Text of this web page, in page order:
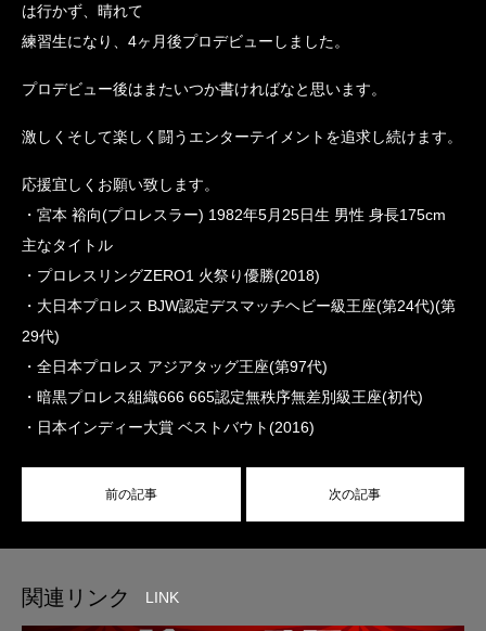
は行かず、晴れて
練習生になり、4ヶ月後プロデビューしました。
プロデビュー後はまたいつか書ければなと思います。
激しくそして楽しく闘うエンターテイメントを追求し続けます。
応援宜しくお願い致します。
・宮本 裕向(プロレスラー) 1982年5月25日生 男性 身長175cm
主なタイトル
・プロレスリングZERO1 火祭り優勝(2018)
・大日本プロレス BJW認定デスマッチヘビー級王座(第24代)(第
29代)
・全日本プロレス アジアタッグ王座(第97代)
・暗黒プロレス組織666 665認定無秩序無差別級王座(初代)
・日本インディー大賞 ベストバウト(2016)
前の記事 次の記事
関連リンク LINK